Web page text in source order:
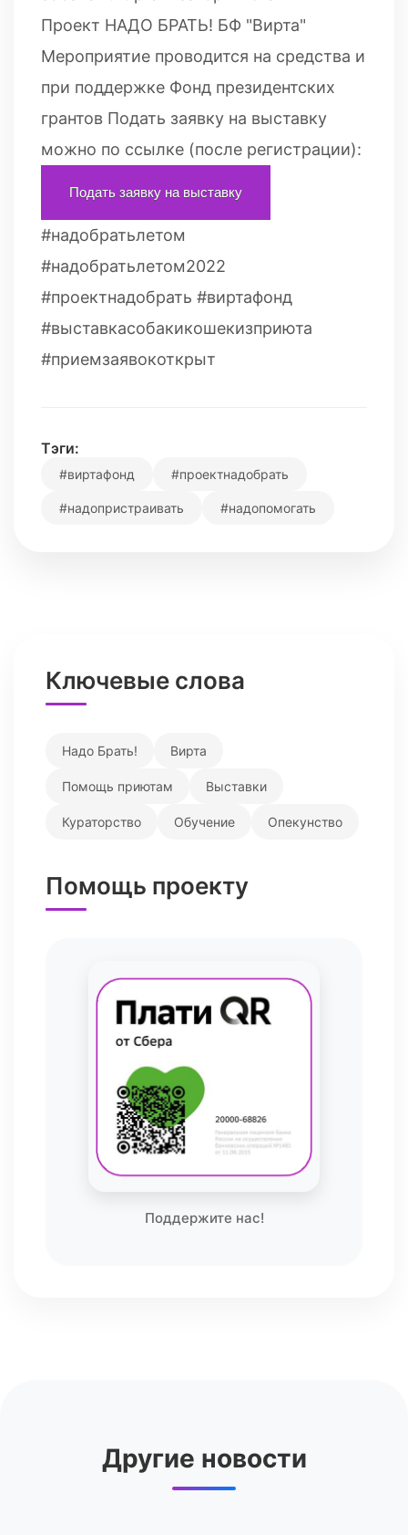
Проект НАДО БРАТЬ! БФ "Вирта"
Мероприятие проводится на средства и
при поддержке Фонд президентских
грантов Подать заявку на выставку
можно по ссылке (после регистрации):
Подать заявку на выставку
#надобратьлетом
#надобратьлетом2022
#проектнадобрать #виртафонд
#выставкасобакикошекизприюта
#приемзаявокоткрыт
Тэги:
#виртафонд #проектнадобрать
#надопристраивать #надопомогать
Ключевые слова
Надо Брать! Вирта
Помощь приютам Выставки
Кураторство Обучение Опекунство
Помощь проекту
Поддержите нас!
Другие новости